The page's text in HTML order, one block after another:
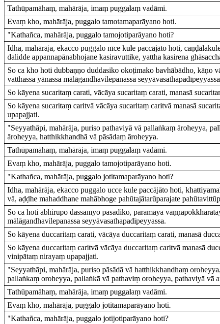
Tathūpamāhaṃ, mahārāja, imaṃ puggalaṃ vadāmi.
Evaṃ kho, mahārāja, puggalo tamotamaparāyano hoti.
"Kathañca, mahārāja, puggalo tamojotiparāyano hoti?
Idha, mahārāja, ekacco puggalo nīce kule paccājāto hoti,
dalidde appannapānabhojane kasiravuttike, yattha kasirena
So ca kho hoti dubbaṇṇo duddasiko okoṭimako bavhābādho, kāṇo
vatthassa yānassa mālāgandhavilepanassa
So kāyena sucaritaṃ carati, vācāya sucaritaṃ carati, manasā
So kāyena sucaritaṃ caritvā vācāya sucaritaṃ caritvā manasā
upapajjati.
"Seyyathāpi, mahārāja, puriso pathaviyā vā pallaṅkaṃ āroheyya,
āroheyya, hatthikkhandhā vā pāsādaṃ āroheyya.
Tathūpamāhaṃ, mahārāja, imaṃ puggalaṃ vadāmi.
Evaṃ kho, mahārāja, puggalo tamojotiparāyano hoti.
"Kathañca, mahārāja, puggalo jotitamaparāyano hoti?
Idha, mahārāja, ekacco puggalo ucce kule paccājāto hoti,
vā, aḍḍhe mahaddhane mahābhoge pahūtajātarūparajate
So ca hoti abhirūpo dassanīyo pāsādiko, paramāya
mālāgandhavilepanassa seyyāvasathapadīpeyyassa.
So kāyena duccaritaṃ carati, vācāya duccaritaṃ carati, manasā
So kāyena duccaritaṃ caritvā vācāya duccaritaṃ caritvā manasā
vinipātaṃ nirayaṃ upapajjati.
"Seyyathāpi, mahārāja, puriso pāsādā vā hatthikkhandhaṃ
pallaṅkaṃ oroheyya, pallaṅkā vā pathaviṃ oroheyya, pathaviyā vā
Tathūpamāhaṃ, mahārāja, imaṃ puggalaṃ vadāmi.
Evaṃ kho, mahārāja, puggalo jotitamaparāyano hoti.
"Kathañca, mahārāja, puggalo jotijotiparāyano hoti?